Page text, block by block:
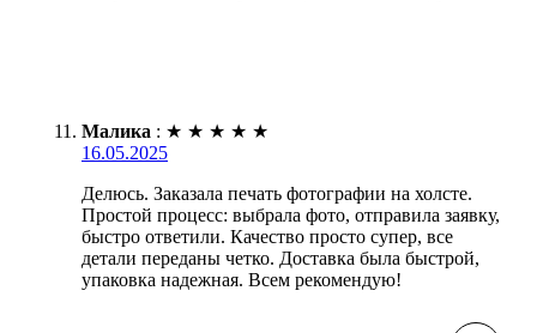
Малика : ★ ★ ★ ★ ★
16.05.2025
Делюсь. Заказала печать фотографии на холсте.
Простой процесс: выбрала фото, отправила заявку,
быстро ответили. Качество просто супер, все
детали переданы четко. Доставка была быстрой,
упаковка надежная. Всем рекомендую!